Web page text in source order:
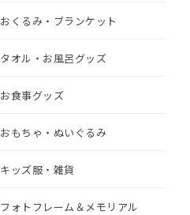
おくるみ・ブランケット
タオル・お風呂グッズ
お食事グッズ
おもちゃ・ぬいぐるみ
キッズ服・雑貨
フォトフレーム＆メモリアル